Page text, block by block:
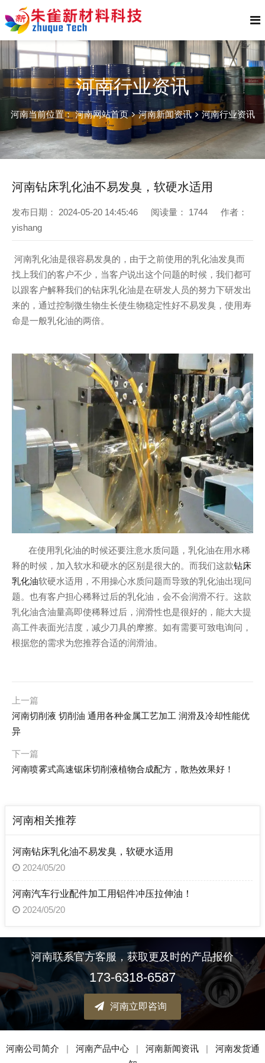
河南行业资讯
河南当前位置： 河南网站首页 河南新闻资讯 河南行业资讯
河南钻床乳化油不易发臭，软硬水适用
发布日期： 2024-05-20 14:45:46 阅读量： 1744
作者：
yishang
河南乳化油是很容易发臭的，由于之前使用的乳化油发臭而
找上我们的客户不少，当客户说出这个问题的时候，我们都可
以跟客户解释我们的钻床乳化油是在研发人员的努力下研发出
来的，通过控制微生物生长使生物稳定性好不易发臭，使用寿
命是一般乳化油的两倍。
在使用乳化油的时候还要注意水质问题，乳化油在用水稀
释的时候，加入软水和硬水的区别是很大的。而我们这款钻床
乳化油软硬水适用，不用操心水质问题而导致的乳化油出现问
题。也有客户担心稀释过后的乳化油，会不会润滑不行。这款
乳化油含油量高即使稀释过后，润滑性也是很好的，能大大提
高工件表面光洁度，减少刀具的摩擦。如有需要可致电询问，
根据您的需求为您推荐合适的润滑油。
上一篇
河南切削液 切削油 通用各种金属工艺加工 润滑及冷却性能优
异
下一篇
河南喷雾式高速锯床切削液植物合成配方，散热效果好！
河南相关推荐
河南钻床乳化油不易发臭，软硬水适用
2024/05/20
河南汽车行业配件加工用铝件冲压拉伸油！
2024/05/20
河南联系官方客服，获取更及时的产品报价
173-6318-6587
河南立即咨询
河南公司简介 | 河南产品中心 | 河南新闻资讯 |
河南发货通